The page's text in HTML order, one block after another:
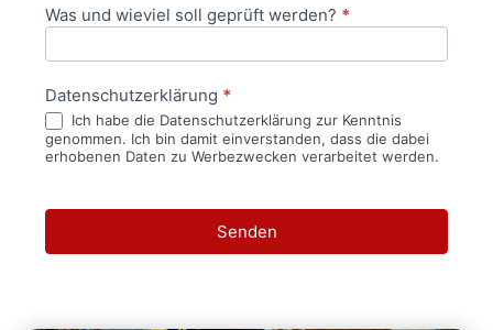
Was und wieviel soll geprüft werden? *
Datenschutzerklärung *
Ich habe die Datenschutzerklärung zur Kenntnis
genommen. Ich bin damit einverstanden, dass die dabei
erhobenen Daten zu Werbezwecken verarbeitet werden.
Senden